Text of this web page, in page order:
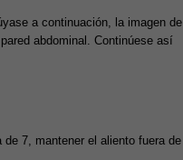
a continuación, la imagen de
abdominal. Continúese así
7, mantener el aliento fuera de